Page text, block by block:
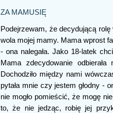
ZA MAMUSIĘ
Podejrzewam, że decydującą rolę
wola mojej mamy. Mama wprost
- ona nalegała. Jako 18-latek
Mama zdecydowanie
Dochodziło między nami
pytała mnie czy jestem głodny -
nie mogło pomieścić, że mogę
to, że nie jedząc, robię jej